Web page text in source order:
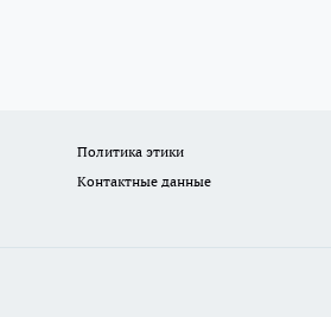
Политика этики
Контактные данные